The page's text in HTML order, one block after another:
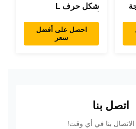
شكل حرف L
جهاز لوحة IPS جهاز
لوحة لمس للمطعم
احصل على أفضل
سعر
اتصل بنا
بنا في أي وقت!